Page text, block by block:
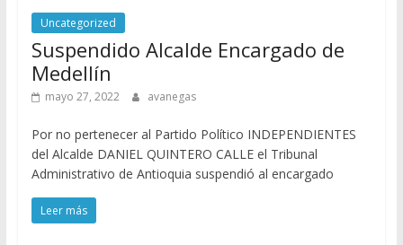
Uncategorized
Suspendido Alcalde Encargado de
Medellín
mayo 27, 2022 avanegas
Por no pertenecer al Partido Político INDEPENDIENTES
del Alcalde DANIEL QUINTERO CALLE el Tribunal
Administrativo de Antioquia suspendió al encargado
Leer más